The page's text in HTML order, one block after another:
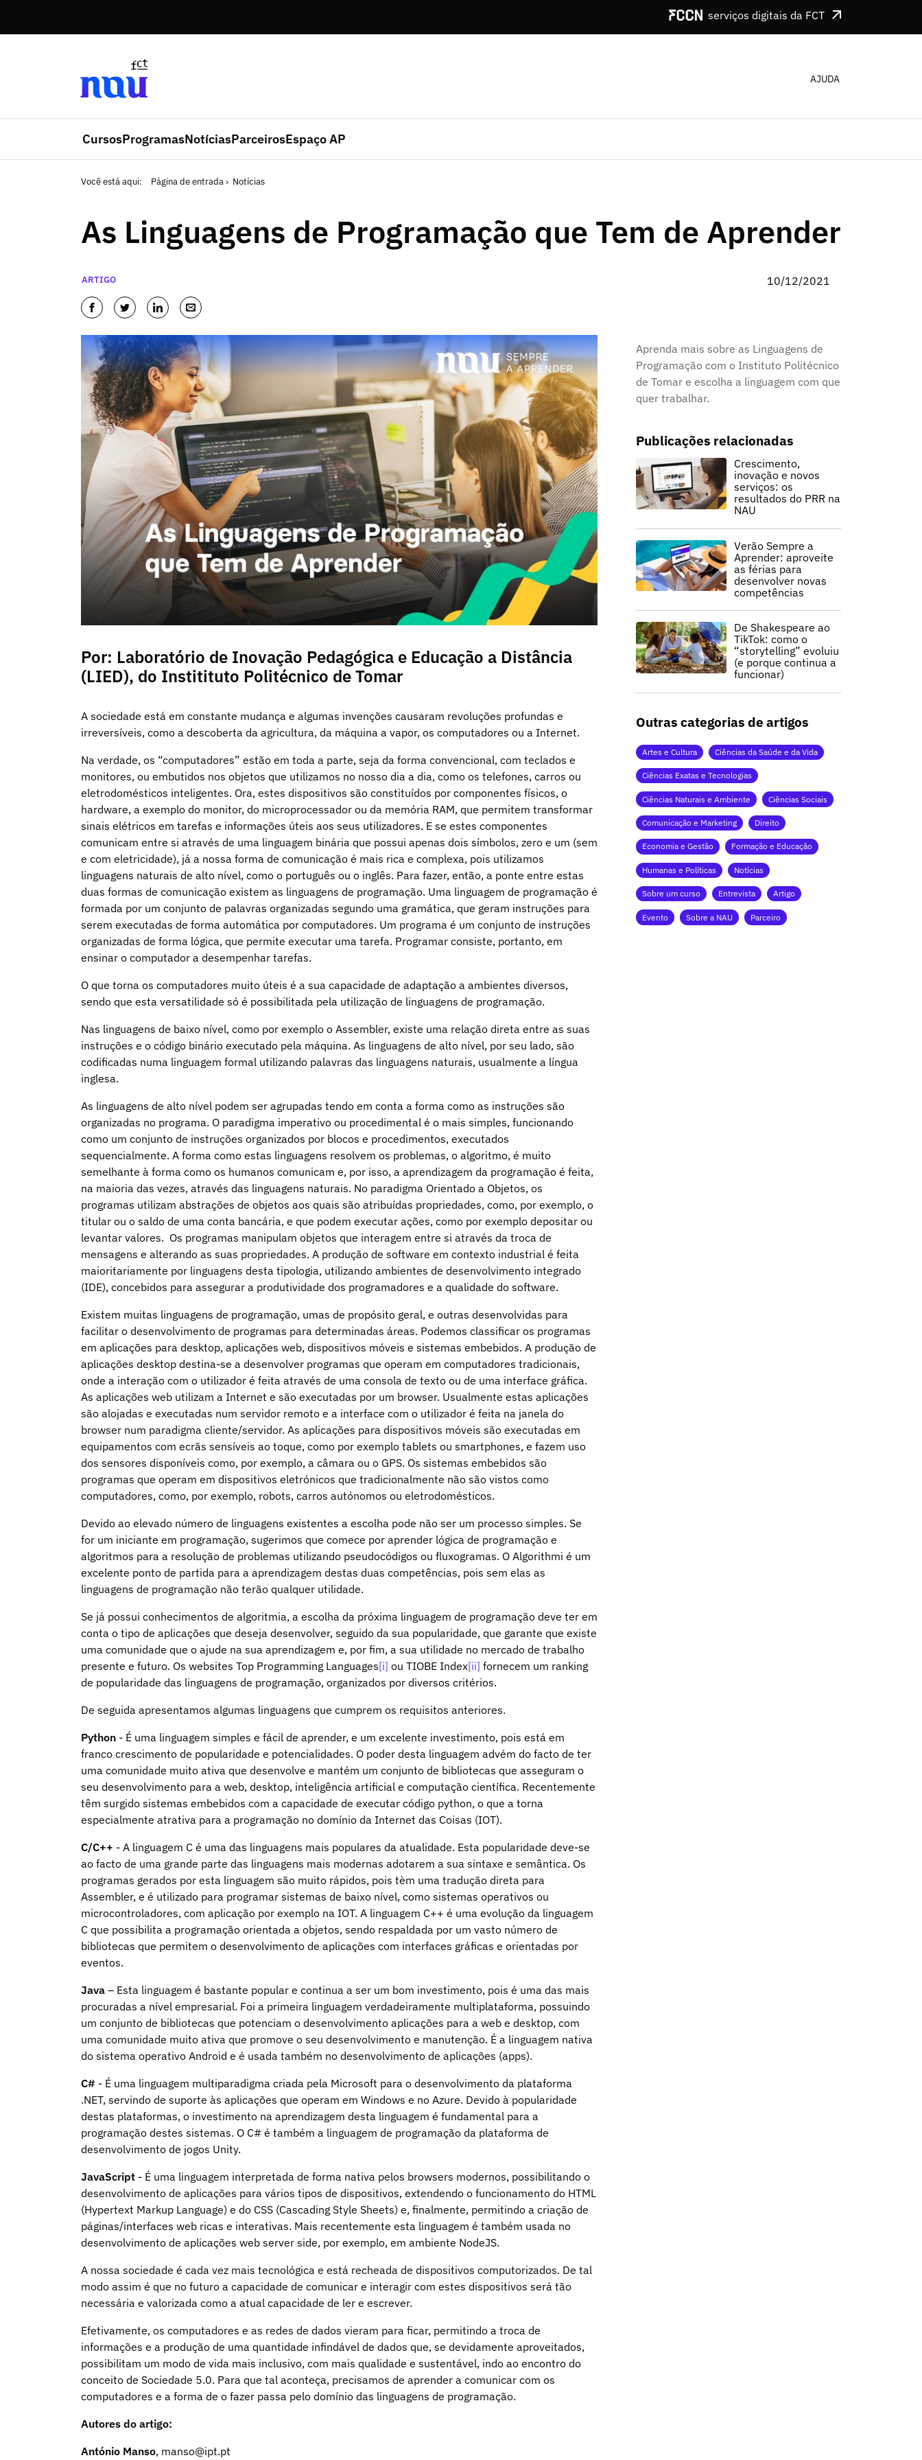
serviços digitais da FCT
AJUDA
CursosProgramasNotíciasParceirosEspaço AP
Você está aqui: Página de entrada Notícias
As Linguagens de Programação que Tem de Aprender
Categorias
ARTIGO 10/12/2021
Por: Laboratório de Inovação Pedagógica e Educação a Distância
(LIED), do Institituto Politécnico de Tomar
A sociedade está em constante mudança e algumas invenções causaram revoluções profundas e
irreversíveis, como a descoberta da agricultura, da máquina a vapor, os computadores ou a Internet.
Na verdade, os “computadores” estão em toda a parte, seja da forma convencional, com teclados e
monitores, ou embutidos nos objetos que utilizamos no nosso dia a dia, como os telefones, carros ou
eletrodomésticos inteligentes. Ora, estes dispositivos são constituídos por componentes físicos, o
hardware, a exemplo do monitor, do microprocessador ou da memória RAM, que permitem transformar
sinais elétricos em tarefas e informações úteis aos seus utilizadores. E se estes componentes
comunicam entre si através de uma linguagem binária que possui apenas dois símbolos, zero e um (sem
e com eletricidade), já a nossa forma de comunicação é mais rica e complexa, pois utilizamos
linguagens naturais de alto nível, como o português ou o inglês. Para fazer, então, a ponte entre estas
duas formas de comunicação existem as linguagens de programação. Uma linguagem de programação é
formada por um conjunto de palavras organizadas segundo uma gramática, que geram instruções para
serem executadas de forma automática por computadores. Um programa é um conjunto de instruções
organizadas de forma lógica, que permite executar uma tarefa. Programar consiste, portanto, em
ensinar o computador a desempenhar tarefas.
O que torna os computadores muito úteis é a sua capacidade de adaptação a ambientes diversos,
sendo que esta versatilidade só é possibilitada pela utilização de linguagens de programação.
Nas linguagens de baixo nível, como por exemplo o Assembler, existe uma relação direta entre as suas
instruções e o código binário executado pela máquina. As linguagens de alto nível, por seu lado, são
codificadas numa linguagem formal utilizando palavras das linguagens naturais, usualmente a língua
inglesa.
As linguagens de alto nível podem ser agrupadas tendo em conta a forma como as instruções são
organizadas no programa. O paradigma imperativo ou procedimental é o mais simples, funcionando
como um conjunto de instruções organizados por blocos e procedimentos, executados
sequencialmente. A forma como estas linguagens resolvem os problemas, o algoritmo, é muito
semelhante à forma como os humanos comunicam e, por isso, a aprendizagem da programação é feita,
na maioria das vezes, através das linguagens naturais. No paradigma Orientado a Objetos, os
programas utilizam abstrações de objetos aos quais são atribuídas propriedades, como, por exemplo, o
titular ou o saldo de uma conta bancária, e que podem executar ações, como por exemplo depositar ou
levantar valores. Os programas manipulam objetos que interagem entre si através da troca de
mensagens e alterando as suas propriedades. A produção de software em contexto industrial é feita
maioritariamente por linguagens desta tipologia, utilizando ambientes de desenvolvimento integrado
(IDE), concebidos para assegurar a produtividade dos programadores e a qualidade do software.
Existem muitas linguagens de programação, umas de propósito geral, e outras desenvolvidas para
facilitar o desenvolvimento de programas para determinadas áreas. Podemos classificar os programas
em aplicações para desktop, aplicações web, dispositivos móveis e sistemas embebidos. A produção de
aplicações desktop destina-se a desenvolver programas que operam em computadores tradicionais,
onde a interação com o utilizador é feita através de uma consola de texto ou de uma interface gráfica.
As aplicações web utilizam a Internet e são executadas por um browser. Usualmente estas aplicações
são alojadas e executadas num servidor remoto e a interface com o utilizador é feita na janela do
browser num paradigma cliente/servidor. As aplicações para dispositivos móveis são executadas em
equipamentos com ecrãs sensíveis ao toque, como por exemplo tablets ou smartphones, e fazem uso
dos sensores disponíveis como, por exemplo, a câmara ou o GPS. Os sistemas embebidos são
programas que operam em dispositivos eletrónicos que tradicionalmente não são vistos como
computadores, como, por exemplo, robots, carros autónomos ou eletrodomésticos.
Devido ao elevado número de linguagens existentes a escolha pode não ser um processo simples. Se
for um iniciante em programação, sugerimos que comece por aprender lógica de programação e
algoritmos para a resolução de problemas utilizando pseudocódigos ou fluxogramas. O Algorithmi é um
excelente ponto de partida para a aprendizagem destas duas competências, pois sem elas as
linguagens de programação não terão qualquer utilidade.
Se já possui conhecimentos de algoritmia, a escolha da próxima linguagem de programação deve ter em
conta o tipo de aplicações que deseja desenvolver, seguido da sua popularidade, que garante que existe
uma comunidade que o ajude na sua aprendizagem e, por fim, a sua utilidade no mercado de trabalho
presente e futuro. Os websites Top Programming Languages[i] ou TIOBE Index[ii] fornecem um ranking
de popularidade das linguagens de programação, organizados por diversos critérios.
De seguida apresentamos algumas linguagens que cumprem os requisitos anteriores.
Python - É uma linguagem simples e fácil de aprender, e um excelente investimento, pois está em
franco crescimento de popularidade e potencialidades. O poder desta linguagem advém do facto de ter
uma comunidade muito ativa que desenvolve e mantém um conjunto de bibliotecas que asseguram o
seu desenvolvimento para a web, desktop, inteligência artificial e computação científica. Recentemente
têm surgido sistemas embebidos com a capacidade de executar código python, o que a torna
especialmente atrativa para a programação no domínio da Internet das Coisas (IOT).
C/C++ - A linguagem C é uma das linguagens mais populares da atualidade. Esta popularidade deve-se
ao facto de uma grande parte das linguagens mais modernas adotarem a sua sintaxe e semântica. Os
programas gerados por esta linguagem são muito rápidos, pois tèm uma tradução direta para
Assembler, e é utilizado para programar sistemas de baixo nível, como sistemas operativos ou
microcontroladores, com aplicação por exemplo na IOT. A linguagem C++ é uma evolução da linguagem
C que possibilita a programação orientada a objetos, sendo respaldada por um vasto número de
bibliotecas que permitem o desenvolvimento de aplicações com interfaces gráficas e orientadas por
eventos.
Java – Esta linguagem é bastante popular e continua a ser um bom investimento, pois é uma das mais
procuradas a nível empresarial. Foi a primeira linguagem verdadeiramente multiplataforma, possuindo
um conjunto de bibliotecas que potenciam o desenvolvimento aplicações para a web e desktop, com
uma comunidade muito ativa que promove o seu desenvolvimento e manutenção. É a linguagem nativa
do sistema operativo Android e é usada também no desenvolvimento de aplicações (apps).
C# - É uma linguagem multiparadigma criada pela Microsoft para o desenvolvimento da plataforma
.NET, servindo de suporte às aplicações que operam em Windows e no Azure. Devido à popularidade
destas plataformas, o investimento na aprendizagem desta linguagem é fundamental para a
programação destes sistemas. O C# é também a linguagem de programação da plataforma de
desenvolvimento de jogos Unity.
JavaScript - É uma linguagem interpretada de forma nativa pelos browsers modernos, possibilitando o
desenvolvimento de aplicações para vários tipos de dispositivos, extendendo o funcionamento do HTML
(Hypertext Markup Language) e do CSS (Cascading Style Sheets) e, finalmente, permitindo a criação de
páginas/interfaces web ricas e interativas. Mais recentemente esta linguagem é também usada no
desenvolvimento de aplicações web server side, por exemplo, em ambiente NodeJS.
A nossa sociedade é cada vez mais tecnológica e está recheada de dispositivos computorizados. De tal
modo assim é que no futuro a capacidade de comunicar e interagir com estes dispositivos será tão
necessária e valorizada como a atual capacidade de ler e escrever.
Efetivamente, os computadores e as redes de dados vieram para ficar, permitindo a troca de
informações e a produção de uma quantidade infindável de dados que, se devidamente aproveitados,
possibilitam um modo de vida mais inclusivo, com mais qualidade e sustentável, indo ao encontro do
conceito de Sociedade 5.0. Para que tal aconteça, precisamos de aprender a comunicar com os
computadores e a forma de o fazer passa pelo domínio das linguagens de programação.
Autores do artigo:
António Manso, manso@ipt.pt
Aprenda mais sobre as Linguagens de
Programação com o Instituto Politécnico
de Tomar e escolha a linguagem com que
quer trabalhar.
Publicações relacionadas
Crescimento,
inovação e novos
serviços: os
resultados do PRR na
NAU
Verão Sempre a
Aprender: aproveite
as férias para
desenvolver novas
competências
De Shakespeare ao
TikTok: como o
“storytelling” evoluiu
(e porque continua a
funcionar)
Outras categorias de artigos
Artes e Cultura Ciências da Saúde e da Vida
Ciências Exatas e Tecnologias
Ciências Naturais e Ambiente Ciências Sociais
Comunicação e Marketing Direito
Economia e Gestão Formação e Educação
Humanas e Políticas Notícias
Sobre um curso Entrevista Artigo
Evento Sobre a NAU Parceiro